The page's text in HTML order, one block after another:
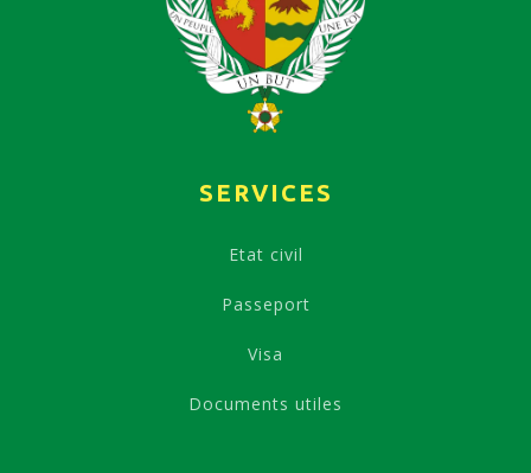
SERVICES
Etat civil
Passeport
Visa
Documents utiles